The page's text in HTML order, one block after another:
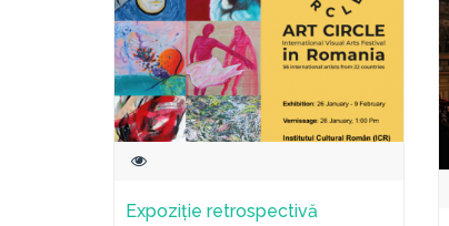
Expoziție retrospectivă